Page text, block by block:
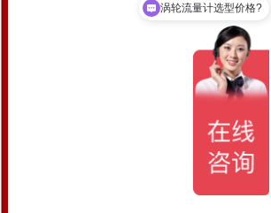
涡轮流量计选型价格?